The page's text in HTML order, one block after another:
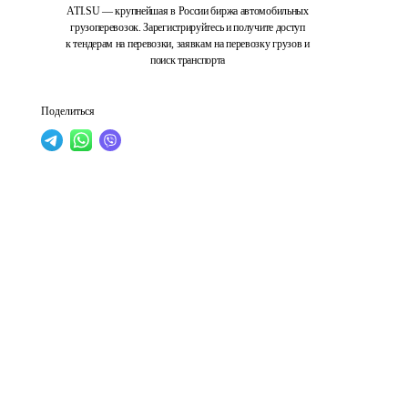
ATI.SU — крупнейшая в России биржа автомобильных
грузоперевозок. Зарегистрируйтесь и получите доступ
к тендерам на перевозки, заявкам на перевозку грузов и
поиск транспорта
Поделиться